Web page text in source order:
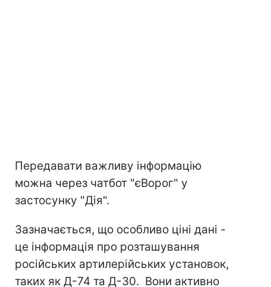
Передавати важливу інформацію
можна через чатбот "єВорог" у
застосунку "Дія".
Зазначається, що особливо ціні дані -
це інформація про розташування
російських артилерійських установок,
таких як Д-74 та Д-30. Вони активно